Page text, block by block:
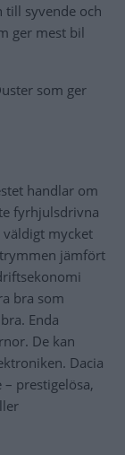
till syvende och
ger mest bil
som ger
handlar om
fyrhjulsdrivna
mycket
jämfört
bra som
Enda
De kan
Dacia
prestigelösa,